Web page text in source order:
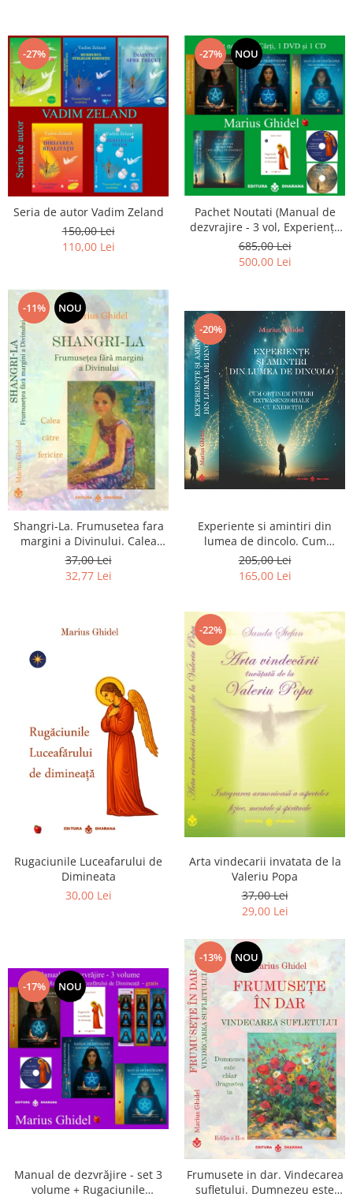
-27%
Seria de autor Vadim Zeland
150,00 Lei
110,00 Lei
-27% NOU
Pachet Noutati (Manual de
dezvrajire - 3 vol, Experiențe
și amintiri, Rugăciunile
Luceafarului de dimineata) -
Marius Ghidel
685,00 Lei
500,00 Lei
-11% NOU
Shangri-La. Frumusetea fara
margini a Divinului. Calea
catre fericire
37,00 Lei
32,77 Lei
-20%
Experiente si amintiri din
lumea de dincolo. Cum
obtinem puteri
extrasenzoriale - cu exercitii
205,00 Lei
165,00 Lei
Rugaciunile Luceafarului de
Dimineata
30,00 Lei
-22%
Arta vindecarii invatata de la
Valeriu Popa
37,00 Lei
29,00 Lei
-17% NOU
Manual de dezvrăjire - set 3
volume + Rugaciunile
-13% NOU
Frumusete in dar. Vindecarea
sufletului. Dumnezeu este